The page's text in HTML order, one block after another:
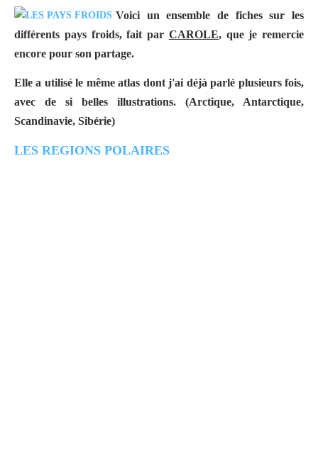
Voici un ensemble de fiches sur les
différents pays froids, fait par CAROLE, que je remercie
encore pour son partage.
Elle a utilisé le même atlas dont j'ai déjà parlé plusieurs fois,
avec de si belles illustrations. (Arctique, Antarctique,
Scandinavie, Sibérie)
LES REGIONS POLAIRES